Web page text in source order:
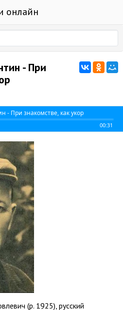
онлайн
- При
- При знакомстве, как укор
00:31
(р. 1925), русский